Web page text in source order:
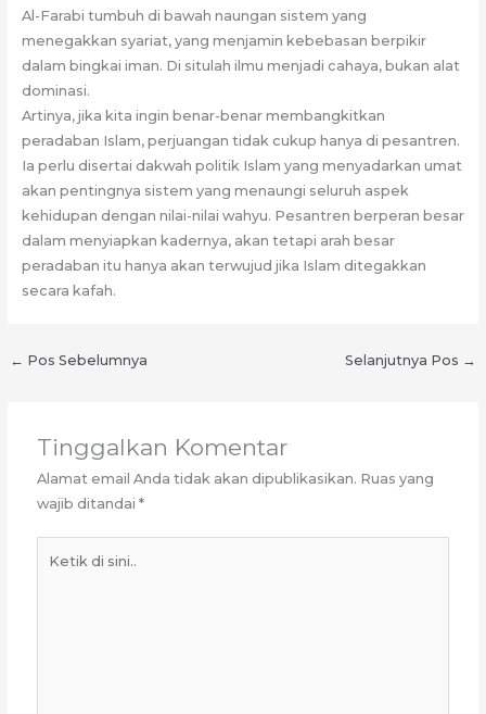
Al-Farabi tumbuh di bawah naungan sistem yang
menegakkan syariat, yang menjamin kebebasan berpikir
dalam bingkai iman. Di situlah ilmu menjadi cahaya, bukan alat
dominasi.
Artinya, jika kita ingin benar-benar membangkitkan
peradaban Islam, perjuangan tidak cukup hanya di pesantren.
Ia perlu disertai dakwah politik Islam yang menyadarkan umat
akan pentingnya sistem yang menaungi seluruh aspek
kehidupan dengan nilai-nilai wahyu. Pesantren berperan besar
dalam menyiapkan kadernya, akan tetapi arah besar
peradaban itu hanya akan terwujud jika Islam ditegakkan
secara kafah.
← Pos Sebelumnya Selanjutnya Pos →
Tinggalkan Komentar
Alamat email Anda tidak akan dipublikasikan. Ruas yang
wajib ditandai*